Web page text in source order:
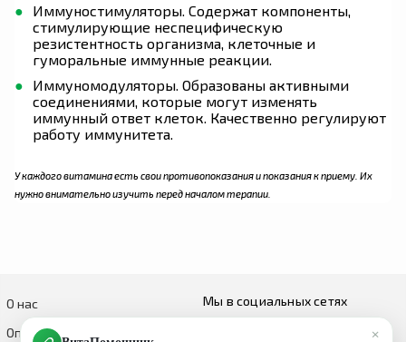
Иммуностимуляторы. Содержат компоненты,
стимулирующие неспецифическую
резистентность организма, клеточные и
гуморальные иммунные реакции.
Иммуномодуляторы. Образованы активными
соединениями, которые могут изменять
иммунный ответ клеток. Качественно регулируют
работу иммунитета.
У каждого витамина есть свои противопоказания и показания к приему. Их
нужно внимательно изучить перед началом терапии.
О нас
Оплата и доставка
Мы в социальных сетях
×